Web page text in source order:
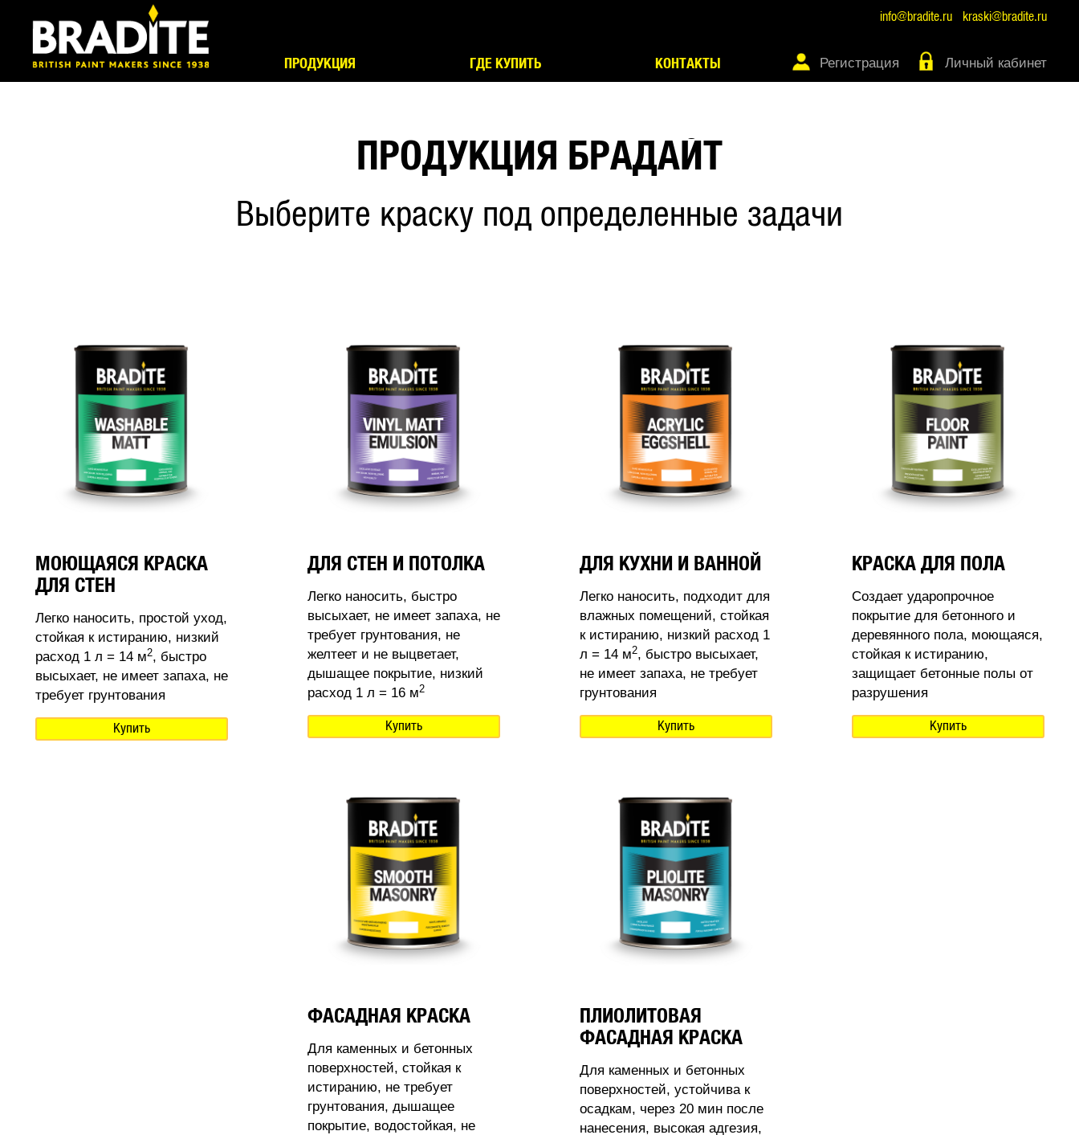
info@bradite.ru kraski@bradite.ru
ПРОДУКЦИЯ ГДЕ КУПИТЬ КОНТАКТЫ Регистрация Личный кабинет
ПРОДУКЦИЯ БРАДАЙТ
Выберите краску под определенные задачи
МОЮЩАЯСЯ КРАСКА
ДЛЯ СТЕН
Легко наносить, простой уход,
стойкая к истиранию, низкий
расход 1 л = 14 м2, быстро
высыхает, не имеет запаха, не
требует грунтования
Купить
ДЛЯ СТЕН И ПОТОЛКА
Легко наносить, быстро
высыхает, не имеет запаха, не
требует грунтования, не
желтеет и не выцветает,
дышащее покрытие, низкий
расход 1 л = 16 м2
Купить
ДЛЯ КУХНИ И ВАННОЙ
Легко наносить, подходит для
влажных помещений, стойкая
к истиранию, низкий расход 1
л = 14 м2, быстро высыхает,
не имеет запаха, не требует
грунтования
Купить
КРАСКА ДЛЯ ПОЛА
Создает ударопрочное
покрытие для бетонного и
деревянного пола, моющаяся,
стойкая к истиранию,
защищает бетонные полы от
разрушения
Купить
ФАСАДНАЯ КРАСКА
Для каменных и бетонных
поверхностей, стойкая к
истиранию, не требует
грунтования, дышащее
покрытие, водостойкая, не
ПЛИОЛИТОВАЯ
ФАСАДНАЯ КРАСКА
Для каменных и бетонных
поверхностей, устойчива к
осадкам, через 20 мин после
нанесения, высокая адгезия,